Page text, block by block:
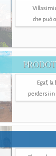
che può
Egaf,
perdersi in